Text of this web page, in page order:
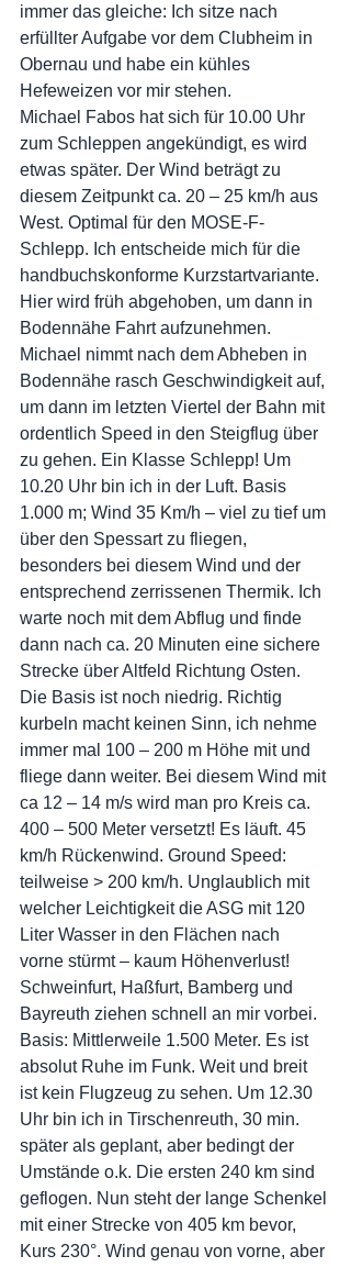
immer das gleiche: Ich sitze nach
erfüllter Aufgabe vor dem Clubheim in
Obernau und habe ein kühles
Hefeweizen vor mir stehen.
Michael Fabos hat sich für 10.00 Uhr
zum Schleppen angekündigt, es wird
etwas später. Der Wind beträgt zu
diesem Zeitpunkt ca. 20 – 25 km/h aus
West. Optimal für den MOSE-F-
Schlepp. Ich entscheide mich für die
handbuchskonforme Kurzstartvariante.
Hier wird früh abgehoben, um dann in
Bodennähe Fahrt aufzunehmen.
Michael nimmt nach dem Abheben in
Bodennähe rasch Geschwindigkeit auf,
um dann im letzten Viertel der Bahn mit
ordentlich Speed in den Steigflug über
zu gehen. Ein Klasse Schlepp! Um
10.20 Uhr bin ich in der Luft. Basis
1.000 m; Wind 35 Km/h – viel zu tief um
über den Spessart zu fliegen,
besonders bei diesem Wind und der
entsprechend zerrissenen Thermik. Ich
warte noch mit dem Abflug und finde
dann nach ca. 20 Minuten eine sichere
Strecke über Altfeld Richtung Osten.
Die Basis ist noch niedrig. Richtig
kurbeln macht keinen Sinn, ich nehme
immer mal 100 – 200 m Höhe mit und
fliege dann weiter. Bei diesem Wind mit
ca 12 – 14 m/s wird man pro Kreis ca.
400 – 500 Meter versetzt! Es läuft. 45
km/h Rückenwind. Ground Speed:
teilweise > 200 km/h. Unglaublich mit
welcher Leichtigkeit die ASG mit 120
Liter Wasser in den Flächen nach
vorne stürmt – kaum Höhenverlust!
Schweinfurt, Haßfurt, Bamberg und
Bayreuth ziehen schnell an mir vorbei.
Basis: Mittlerweile 1.500 Meter. Es ist
absolut Ruhe im Funk. Weit und breit
ist kein Flugzeug zu sehen. Um 12.30
Uhr bin ich in Tirschenreuth, 30 min.
später als geplant, aber bedingt der
Umstände o.k. Die ersten 240 km sind
geflogen. Nun steht der lange Schenkel
mit einer Strecke von 405 km bevor,
Kurs 230°. Wind genau von vorne, aber